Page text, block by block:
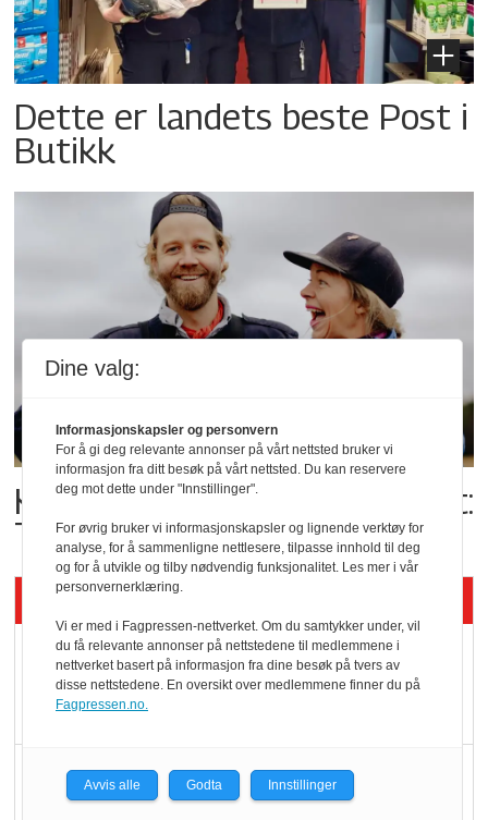
Dette er landets beste Post i
Butikk
Kolonihagens norske yoghurt:
Trues av melkemangel
Siste artikler - KBS
Mat er viktigere enn
pris når elbilister
Ti bensinstasjoner
legger ned hver måned
Dine valg:
Informasjonskapsler og personvern
For å gi deg relevante annonser på vårt nettsted bruker vi
informasjon fra ditt besøk på vårt nettsted. Du kan reservere
deg mot dette under "Innstillinger".
For øvrig bruker vi informasjonskapsler og lignende verktøy for
analyse, for å sammenligne nettlesere, tilpasse innhold til deg
og for å utvikle og tilby nødvendig funksjonalitet. Les mer i vår
personvernerklæring.
Vi er med i Fagpressen-nettverket. Om du samtykker under, vil
du få relevante annonser på nettstedene til medlemmene i
nettverket basert på informasjon fra dine besøk på tvers av
disse nettstedene. En oversikt over medlemmene finner du på
Fagpressen.no.
Avvis alle Godta Innstillinger